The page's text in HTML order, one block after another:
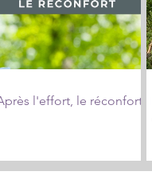
l'effort, le réconfort